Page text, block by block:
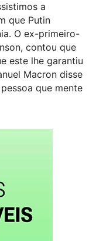
a
que Putin
O ex-primeiro-
contou que
este lhe garantiu
Macron disse
que mente